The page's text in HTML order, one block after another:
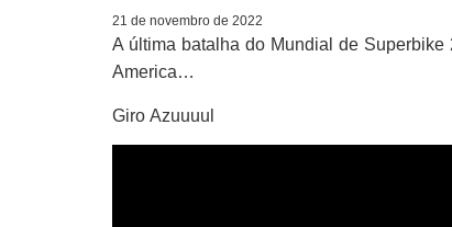
21 de novembro de 2022
A última batalha do Mundial de
America…
Giro Azuuuul